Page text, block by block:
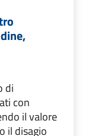
di
con
il valore
il disagio